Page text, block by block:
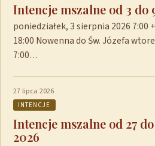
Intencje mszalne od 3 do
poniedziałek, 3 sierpnia 2026 7:00
18:00 Nowenna do Św. Józefa
7:00…
27 lipca 2026
INTENCJE
Intencje mszalne od 27
2026